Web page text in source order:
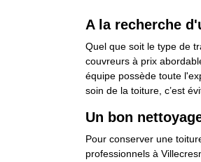
A la recherche
Quel que soit le type de
couvreurs à prix
équipe possède toute
soin de la toiture, c’est
Un bon
Pour conserver une
professionnels à